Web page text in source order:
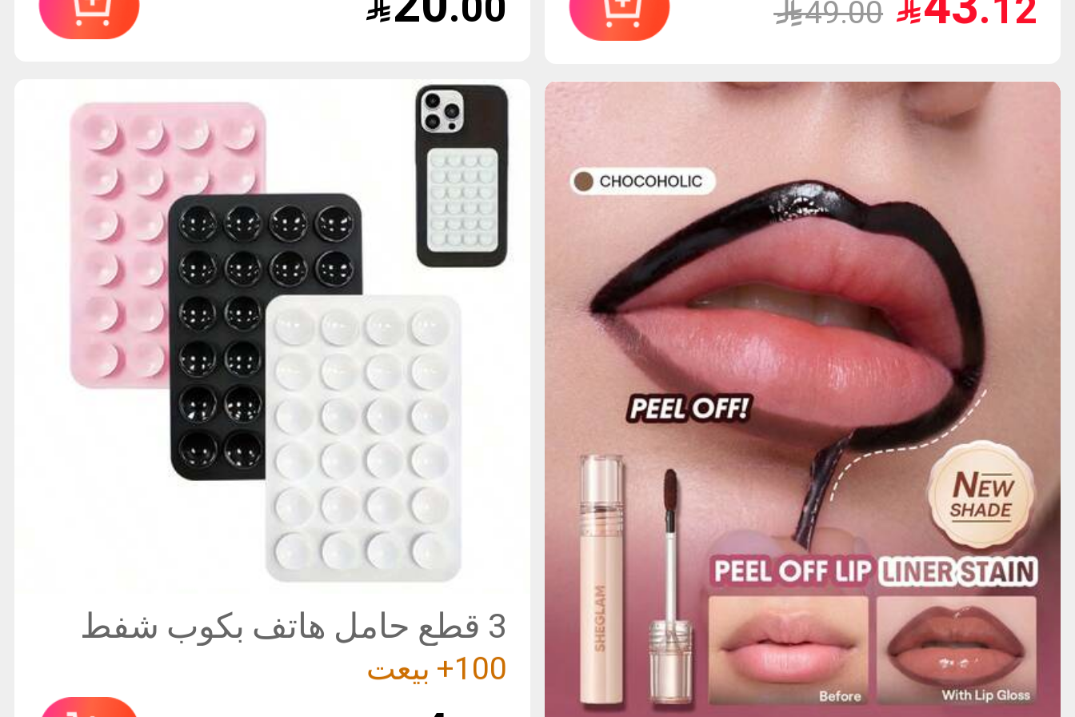
المجعد، أداة تصفيف الشعر
ومكثفة، 300mAh

49.00
زخرفية تشمل 3 أنابيب 9 مل من
مناسبة للحرف اليدوية DIY،
الملابس، الأحذية، أغطية الهواتف،
الأكواب، الأحذية، هدايا العطلات،
الهدايا الشخصية، الجمالية

3 قطع حامل هاتف بكوب شفط
سيليكون، قاعدة لاصقة مقاومة
للماء مناسبة لمعظم الهواتف،
(1000+)
100+ بيعت
(1000+)